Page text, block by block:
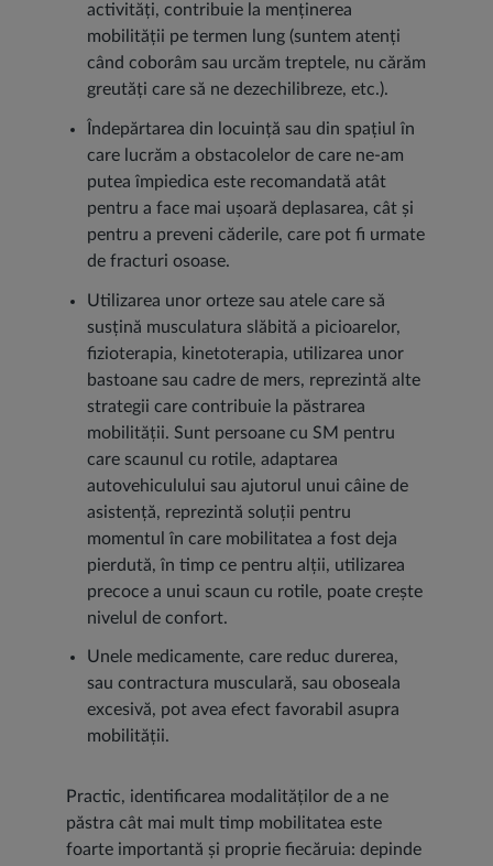
activități, contribuie la menținerea
mobilității pe termen lung (suntem atenți
când coborâm sau urcăm treptele, nu cărăm
greutăți care să ne dezechilibreze, etc.).
Îndepărtarea din locuință sau din spațiul în
care lucrăm a obstacolelor de care ne-am
putea împiedica este recomandată atât
pentru a face mai ușoară deplasarea, cât și
pentru a preveni căderile, care pot fi urmate
de fracturi osoase.
Utilizarea unor orteze sau atele care să
susțină musculatura slăbită a picioarelor,
fizioterapia, kinetoterapia, utilizarea unor
bastoane sau cadre de mers, reprezintă alte
strategii care contribuie la păstrarea
mobilității. Sunt persoane cu SM pentru
care scaunul cu rotile, adaptarea
autovehiculului sau ajutorul unui câine de
asistență, reprezintă soluții pentru
momentul în care mobilitatea a fost deja
pierdută, în timp ce pentru alții, utilizarea
precoce a unui scaun cu rotile, poate crește
nivelul de confort.
Unele medicamente, care reduc durerea,
sau contractura musculară, sau oboseala
excesivă, pot avea efect favorabil asupra
mobilității.
Practic, identificarea modalităților de a ne
păstra cât mai mult timp mobilitatea este
foarte importantă și proprie fiecăruia: depinde